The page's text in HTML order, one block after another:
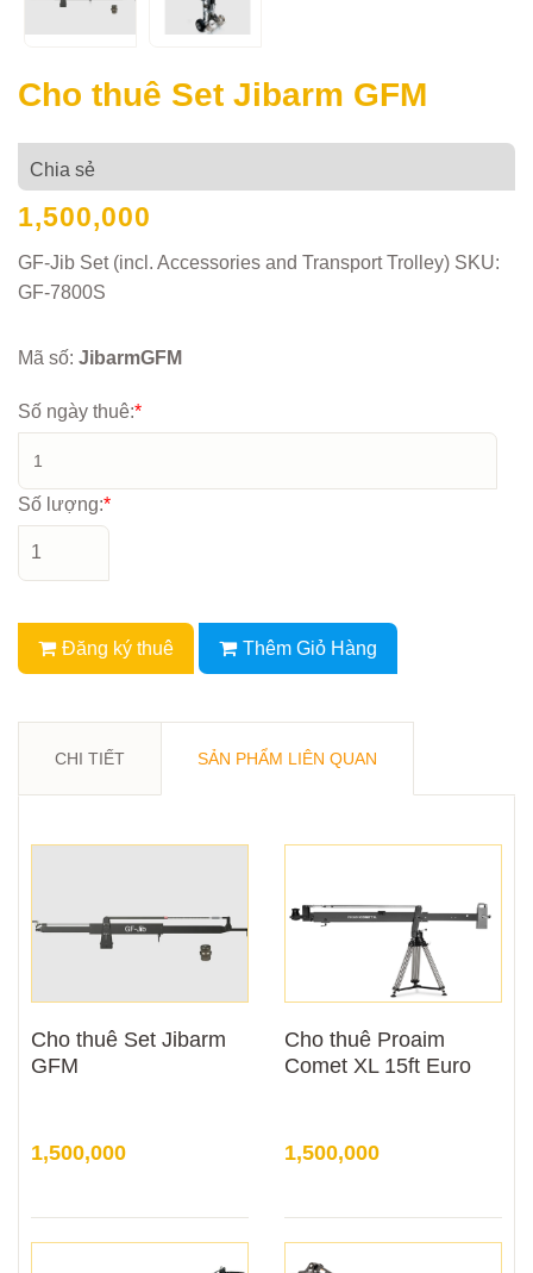
Cho thuê Set Jibarm GFM
Chia sẻ
1,500,000
GF-Jib Set (incl. Accessories and Transport Trolley) SKU:
GF-7800S
Mã số: JibarmGFM
Số ngày thuê:*
Số lượng:*
Đăng ký thuê Thêm Giỏ Hàng
CHI TIẾT SẢN PHẨM LIÊN QUAN
Cho thuê Set Jibarm
GFM
1,500,000
Cho thuê Proaim
Comet XL 15ft Euro
1,500,000